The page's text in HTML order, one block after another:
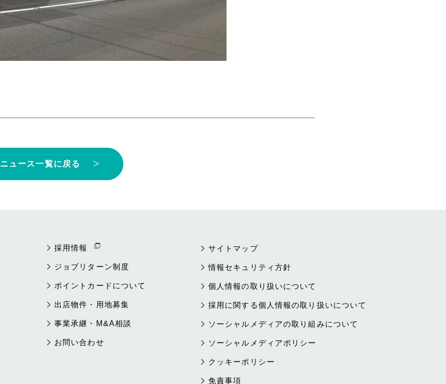
ニュース一覧に戻る
採用情報
ジョブリターン制度
ポイントカードについて
出店物件・用地募集
事業承継・M&A相談
お問い合わせ
サイトマップ
情報セキュリティ方針
個人情報の取り扱いについて
採用に関する個人情報の取り扱いについて
ソーシャルメディアの取り組みについて
ソーシャルメディアポリシー
クッキーポリシー
免責事項